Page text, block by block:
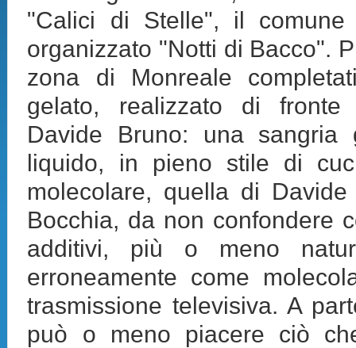
"Calici di Stelle", il
organizzato "Notti di Bacco".
zona di Monreale
gelato, realizzato di
Davide Bruno: una sangria
liquido, in pieno stile di
molecolare, quella di
Bocchia, da non confondere
additivi, più o meno
erroneamente come
trasmissione televisiva. A
può o meno piacere ciò